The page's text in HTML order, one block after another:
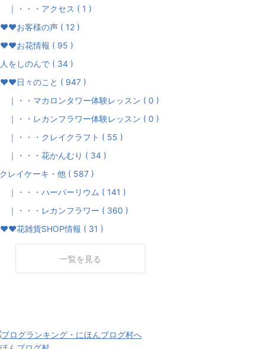
・・アクセス ( 1 )
お客様の声 ( 12 )
お花情報 ( 95 )
をしのんで ( 34 )
日々のこと ( 947 )
・マカロンタワー体験レッスン ( 0 )
・レカンフラワー体験レッスン ( 0 )
・・クレイクラフト ( 55 )
・・花かんむり ( 34 )
レイケーキ・他 ( 587 )
・・ハーバーリウム ( 141 )
・・レカンフラワー ( 360 )
花雑貨SHOP情報 ( 31 )
一覧を見る